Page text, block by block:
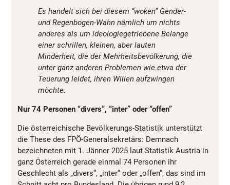
Es handelt sich bei diesem “woken” Gender-
und Regenbogen-Wahn nämlich um nichts
anderes als um ideologiegetriebene Belange
einer schrillen, kleinen, aber lauten
Minderheit, die der Mehrheitsbevölkerung, die
unter ganz anderen Problemen wie etwa der
Teuerung leidet, ihren Willen aufzwingen
möchte.
Nur 74 Personen “divers”, “inter” oder “offen”
Die österreichische Bevölkerungs-Statistik unterstützt
die These des FPÖ-Generalsekretärs: Demnach
bezeichneten mit 1. Jänner 2025 laut Statistik Austria in
ganz Österreich gerade einmal 74 Personen ihr
Geschlecht als „divers“, „inter“ oder „offen“, das sind im